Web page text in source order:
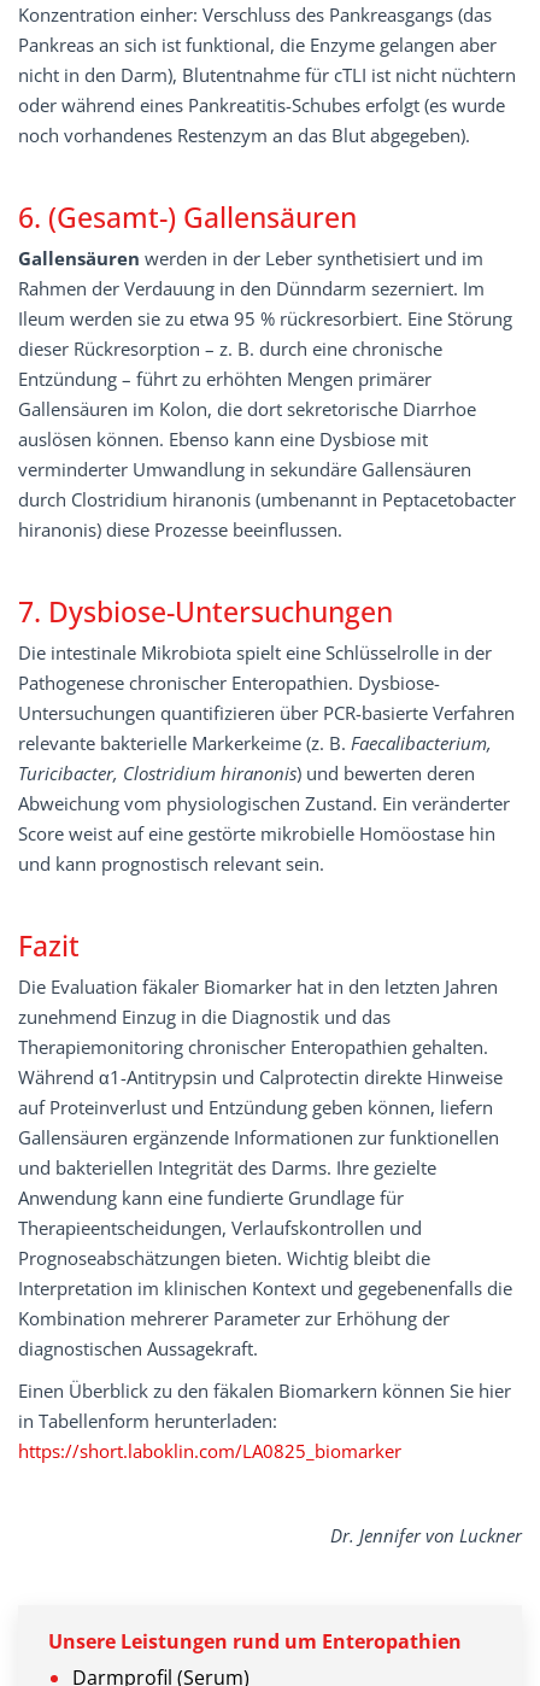
Konzentration einher: Verschluss des Pankreasgangs (das
Pankreas an sich ist funktional, die Enzyme gelangen aber
nicht in den Darm), Blutentnahme für cTLI ist nicht nüchtern
oder während eines Pankreatitis-Schubes erfolgt (es wurde
noch vorhandenes Restenzym an das Blut abgegeben).
6. (Gesamt-) Gallensäuren
Gallensäuren werden in der Leber synthetisiert und im
Rahmen der Verdauung in den Dünndarm sezerniert. Im
Ileum werden sie zu etwa 95 % rückresorbiert. Eine Störung
dieser Rückresorption – z. B. durch eine chronische
Entzündung – führt zu erhöhten Mengen primärer
Gallensäuren im Kolon, die dort sekretorische Diarrhoe
auslösen können. Ebenso kann eine Dysbiose mit
verminderter Umwandlung in sekundäre Gallensäuren
durch Clostridium hiranonis (umbenannt in Peptacetobacter
hiranonis) diese Prozesse beeinflussen.
7. Dysbiose-Untersuchungen
Die intestinale Mikrobiota spielt eine Schlüsselrolle in der
Pathogenese chronischer Enteropathien. Dysbiose-
Untersuchungen quantifizieren über PCR-basierte Verfahren
relevante bakterielle Markerkeime (z. B. Faecalibacterium,
Turicibacter, Clostridium hiranonis) und bewerten deren
Abweichung vom physiologischen Zustand. Ein veränderter
Score weist auf eine gestörte mikrobielle Homöostase hin
und kann prognostisch relevant sein.
Fazit
Die Evaluation fäkaler Biomarker hat in den letzten Jahren
zunehmend Einzug in die Diagnostik und das
Therapiemonitoring chronischer Enteropathien gehalten.
Während α1-Antitrypsin und Calprotectin direkte Hinweise
auf Proteinverlust und Entzündung geben können, liefern
Gallensäuren ergänzende Informationen zur funktionellen
und bakteriellen Integrität des Darms. Ihre gezielte
Anwendung kann eine fundierte Grundlage für
Therapieentscheidungen, Verlaufskontrollen und
Prognoseabschätzungen bieten. Wichtig bleibt die
Interpretation im klinischen Kontext und gegebenenfalls die
Kombination mehrerer Parameter zur Erhöhung der
diagnostischen Aussagekraft.
Einen Überblick zu den fäkalen Biomarkern können Sie hier
in Tabellenform herunterladen:
https://short.laboklin.com/LA0825_biomarker
Dr. Jennifer von Luckner
Unsere Leistungen rund um Enteropathien
Darmprofil (Serum)